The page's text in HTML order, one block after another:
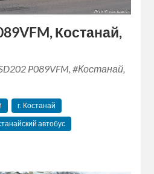
Костанай,
P089VFM, #Костанай,
г. Костанай
автобус